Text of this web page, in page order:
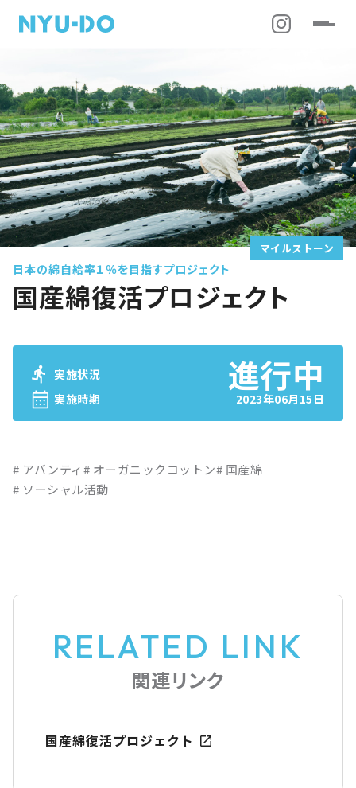
マイルストーン
日本の綿自給率１％を目指すプロジェクト
国産綿復活プロジェクト
実施状況
実施時期
2023年06月15日
アバンティ オーガニックコットン
国産綿
ソーシャル活動
RELATED LINK
関連リンク
国産綿復活プロジェクト